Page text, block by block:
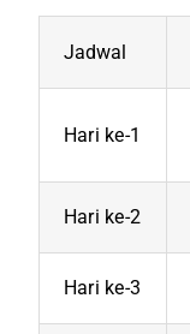
Jadwal
Hari ke-1
Hari ke-2
Hari ke-3